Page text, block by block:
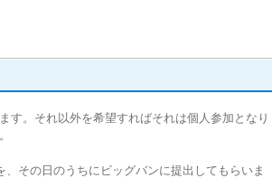
す。それ以外を希望すればそれは個人参加となり
その日のうちにビッグバンに提出してもらいま